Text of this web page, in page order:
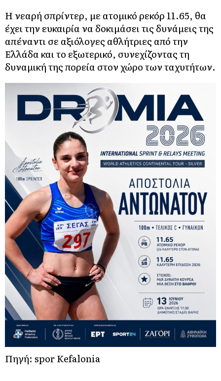
Η νεαρή σπρίντερ, με ατομικό ρεκόρ 11.65, θα
έχει την ευκαιρία να δοκιμάσει τις δυνάμεις της
απέναντι σε αξιόλογες αθλήτριες από την
Ελλάδα και το εξωτερικό, συνεχίζοντας τη
δυναμική της πορεία στον χώρο των ταχυτήτων.
Πηγή: spor Kefalonia